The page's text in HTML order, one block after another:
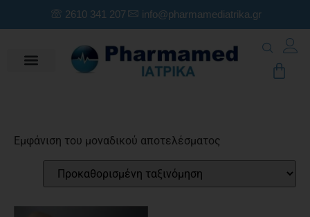
2610 341 207 info@pharmamediatrika.gr
Εμφάνιση του μοναδικού αποτελέσματος